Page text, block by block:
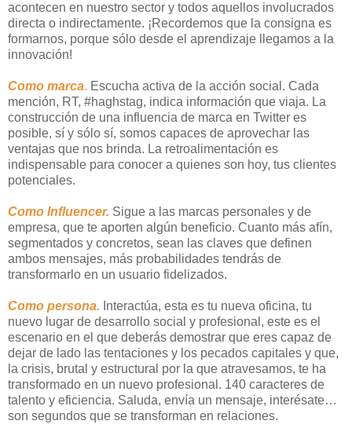
acontecen en nuestro sector y todos aquellos involucrados
directa o indirectamente. ¡Recordemos que la consigna es
formarnos, porque sólo desde el aprendizaje llegamos a la
innovación!
Como marca. Escucha activa de la acción social. Cada
mención, RT, #haghstag, indica información que viaja. La
construcción de una influencia de marca en Twitter es
posible, sí y sólo sí, somos capaces de aprovechar las
ventajas que nos brinda. La retroalimentación es
indispensable para conocer a quienes son hoy, tus clientes
potenciales.
Como Influencer. Sigue a las marcas personales y de
empresa, que te aporten algún beneficio. Cuanto más afín,
segmentados y concretos, sean las claves que definen
ambos mensajes, más probabilidades tendrás de
transformarlo en un usuario fidelizados.
Como persona. Interactúa, esta es tu nueva oficina, tu
nuevo lugar de desarrollo social y profesional, este es el
escenario en el que deberás demostrar que eres capaz de
dejar de lado las tentaciones y los pecados capitales y que,
la crisis, brutal y estructural por la que atravesamos, te ha
transformado en un nuevo profesional. 140 caracteres de
talento y eficiencia. Saluda, envía un mensaje, interésate…
son segundos que se transforman en relaciones.